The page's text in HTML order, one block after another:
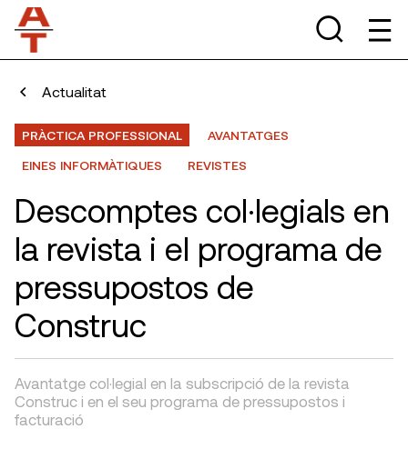
Actualitat
PRÀCTICA PROFESSIONAL
AVANTATGES
EINES INFORMÀTIQUES
REVISTES
Descomptes col·legials en
la revista i el programa de
pressupostos de
Construc
Avantatge col·legial en la subscripció de la revista
Construc i en el seu programa de pressupostos i
facturació